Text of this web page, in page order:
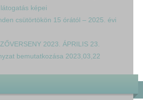
képei
csütörtökön 15 órától – 2025. évi
2023. ÁPRILIS 23.
bemutatkozása 2023,03,22